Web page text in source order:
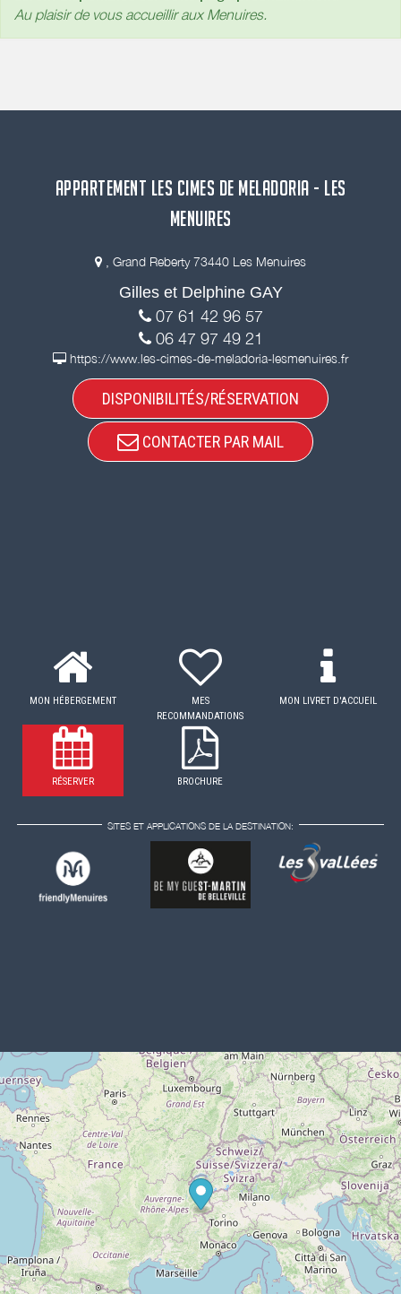
Au plaisir de vous accueillir aux Menuires.
APPARTEMENT LES CIMES DE MELADORIA - LES
MENUIRES
, Grand Reberty 73440 Les Menuires
Gilles et Delphine GAY
07 61 42 96 57
06 47 97 49 21
https://www.les-cimes-de-meladoria-lesmenuires.fr
DISPONIBILITÉS/RÉSERVATION
CONTACTER PAR MAIL
MON HÉBERGEMENT
MES
RECOMMANDATIONS
MON LIVRET D'ACCUEIL
RÉSERVER BROCHURE
SITES ET APPLICATIONS DE LA DESTINATION: